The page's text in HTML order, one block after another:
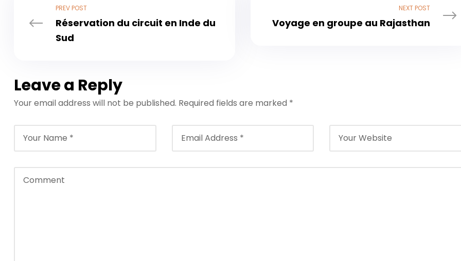
PREV POST
Réservation du circuit en Inde du
Sud
NEXT POST
Voyage en groupe au Rajasthan
Leave a Reply
Your email address will not be published. Required fields are marked *